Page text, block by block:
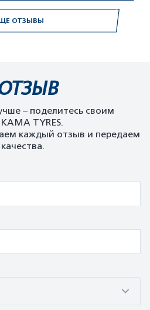
ОТЗЫВЫ
– поделитесь своим
TYRES.
каждый отзыв и передаем